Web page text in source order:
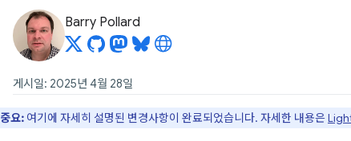
Barry Pollard
게시일: 2025년 4월 28일
중요: 여기에 자세히 설명된 변경사항이 완료되었습니다. 자세한 내용은